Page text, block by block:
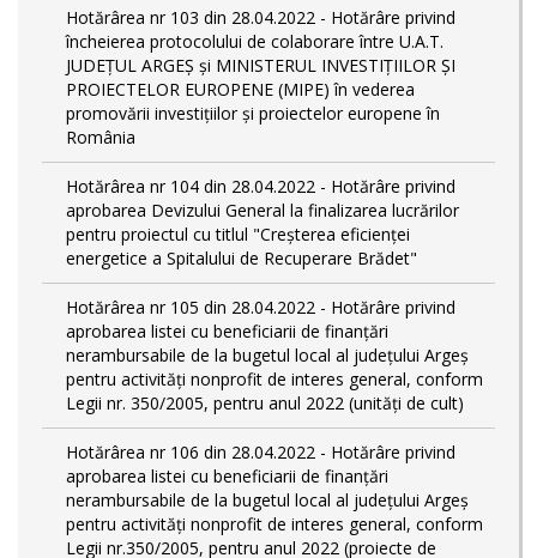
Hotărârea nr 103 din 28.04.2022 - Hotărâre privind
încheierea protocolului de colaborare între U.A.T.
JUDEȚUL ARGEȘ și MINISTERUL INVESTIȚIILOR ȘI
PROIECTELOR EUROPENE (MIPE) în vederea
promovării investițiilor și proiectelor europene în
România
Hotărârea nr 104 din 28.04.2022 - Hotărâre privind
aprobarea Devizului General la finalizarea lucrărilor
pentru proiectul cu titlul "Creșterea eficienței
energetice a Spitalului de Recuperare Brădet"
Hotărârea nr 105 din 28.04.2022 - Hotărâre privind
aprobarea listei cu beneficiarii de finanțări
nerambursabile de la bugetul local al județului Argeș
pentru activităţi nonprofit de interes general, conform
Legii nr. 350/2005, pentru anul 2022 (unități de cult)
Hotărârea nr 106 din 28.04.2022 - Hotărâre privind
aprobarea listei cu beneficiarii de finanțări
nerambursabile de la bugetul local al județului Argeș
pentru activităţi nonprofit de interes general, conform
Legii nr.350/2005, pentru anul 2022 (proiecte de